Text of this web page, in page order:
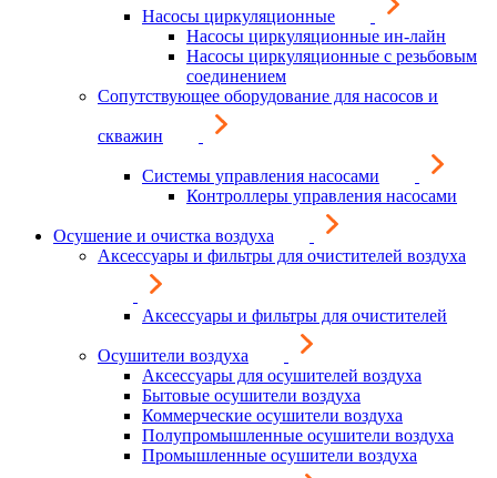
Насосы циркуляционные
Насосы циркуляционные ин-лайн
Насосы циркуляционные с резьбовым
соединением
Сопутствующее оборудование для насосов и
скважин
Системы управления насосами
Контроллеры управления насосами
Осушение и очистка воздуха
Аксессуары и фильтры для очистителей воздуха
Аксессуары и фильтры для очистителей
Осушители воздуха
Аксессуары для осушителей воздуха
Бытовые осушители воздуха
Коммерческие осушители воздуха
Полупромышленные осушители воздуха
Промышленные осушители воздуха